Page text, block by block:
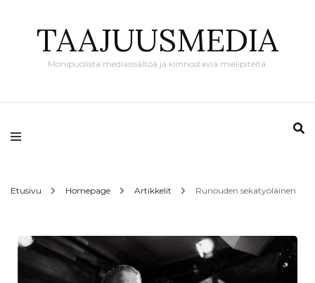
TAAJUUSMEDIA
Monipuolista mediasisältöä ja kiinnostavia mielipiteitä.
Etusivu Homepage Artikkelit Runouden sekatyöläinen